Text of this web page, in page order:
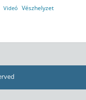
Videó Vészhelyzet